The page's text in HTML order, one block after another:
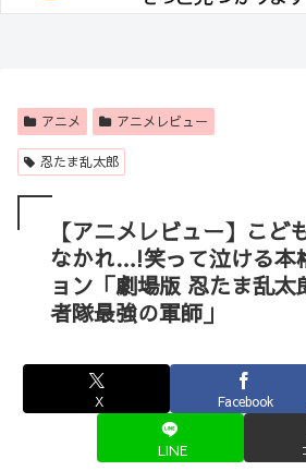
アニメ アニメレビュー
忍たま乱太郎
【アニメレビュー】こど
なかれ…!笑って泣ける本
ョン「劇場版 忍たま乱
者隊最強の軍師」
X Facebook
LINE